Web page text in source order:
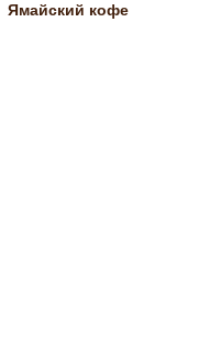
Ямайский кофе